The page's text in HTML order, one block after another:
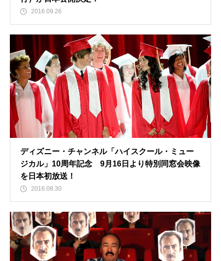
2016.09.26
ディズニー・チャンネル「ハイスクール・ミュー
ジカル」10周年記念 9月16日より特別同窓会映像
を日本初放送！
2016.08.30